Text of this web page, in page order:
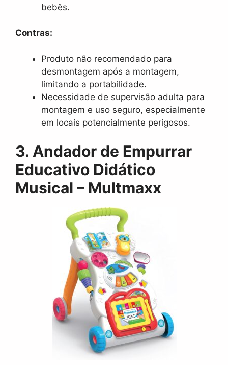
bebês.
Contras:
Produto não recomendado para
desmontagem após a montagem,
limitando a portabilidade.
Necessidade de supervisão adulta para
montagem e uso seguro, especialmente
em locais potencialmente perigosos.
3. Andador de Empurrar
Educativo Didático
Musical – Multmaxx